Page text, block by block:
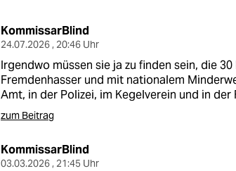
nord
wahrheit
verlag
verlag
veranstaltungen
KommissarBlind
24.07.2026 , 20:46 Uhr
Irgendwo müssen sie ja zu finden sein, die
Fremdenhasser und mit nationalem
Amt, in der Polizei, im Kegelverein und in der
zum Beitrag
KommissarBlind
03.03.2026 , 21:45 Uhr